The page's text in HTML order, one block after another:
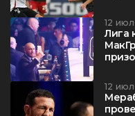
12
Лига
12